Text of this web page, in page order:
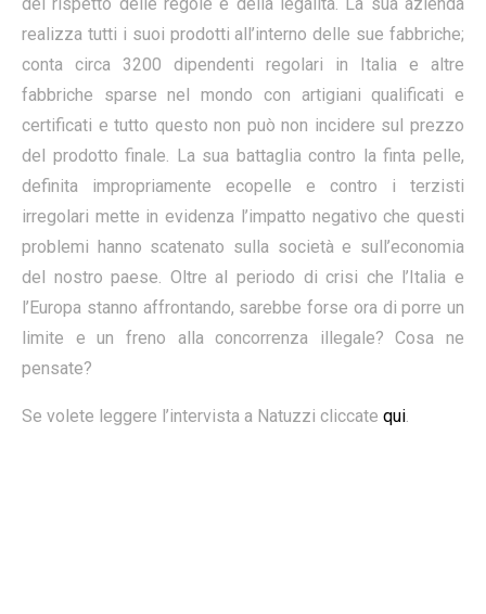
realizza tutti i suoi prodotti all’interno delle sue fabbriche;
conta circa 3200 dipendenti regolari in Italia e altre
fabbriche sparse nel mondo con artigiani qualificati e
certificati e tutto questo non può non incidere sul prezzo
del prodotto finale. La sua battaglia contro la finta pelle,
definita impropriamente ecopelle e contro i terzisti
irregolari mette in evidenza l’impatto negativo che questi
problemi hanno scatenato sulla società e sull’economia
del nostro paese. Oltre al periodo di crisi che l’Italia e
l’Europa stanno affrontando, sarebbe forse ora di porre un
limite e un freno alla concorrenza illegale? Cosa ne
pensate?
Se volete leggere l’intervista a Natuzzi cliccate qui